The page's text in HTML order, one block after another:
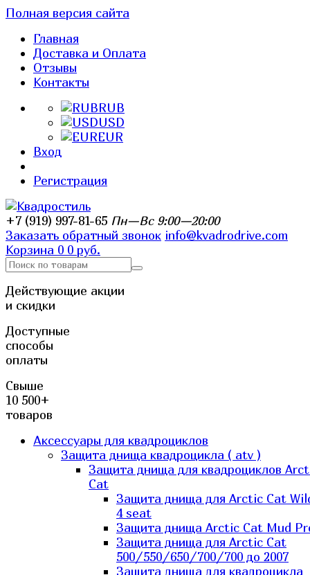
Полная версия сайта
Главная
Доставка и Оплата
Отзывы
Контакты
RUB
USD
EUR
Вход
Регистрация
+7 (919) 997-81-65 Пн—Вс 9:00—20:00
Заказать обратный звонок info@kvadrodrive.com
Корзина 0 0 руб.
Действующие акции
и скидки
Доступные
способы
оплаты
Свыше
10 500+
товаров
Аксессуары для квадроциклов
Защита днища квадроцикла ( atv )
Защита днища для квадроциклов
Cat
Защита днища для Arctic Cat
4 seat
Защита днища Arctic Cat Mud
Защита днища для Arctic Cat
500/550/650/700/700 до 2007
Защита днища для квадроцикла